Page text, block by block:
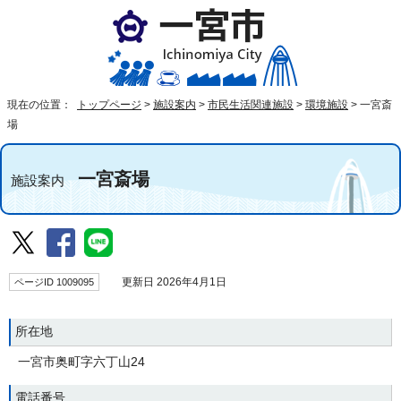
現在の位置： トップページ > 施設案内 > 市民生活関連施設 > 環境施設 > 一宮斎
場
施設案内一宮斎場
ページID 1009095 更新日 2026年4月1日
所在地
一宮市奥町字六丁山24
電話番号